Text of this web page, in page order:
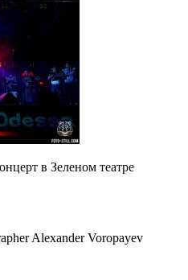
в Зеленом театре
Alexander Voropayev